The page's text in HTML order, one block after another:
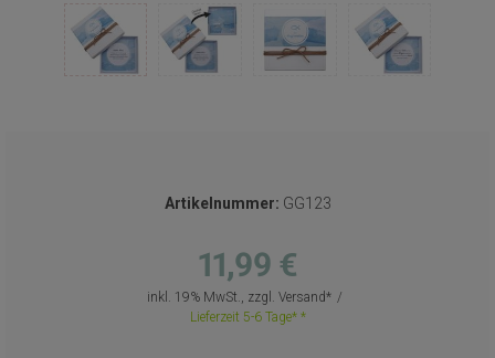
Artikelnummer: GG123
11,99 €
inkl. 19% MwSt., zzgl. Versand
Lieferzeit 5-6 Tage*